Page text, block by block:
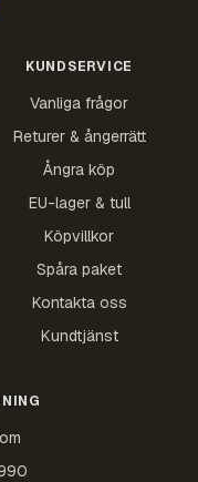
KUNDSERVICE
Vanliga frågor
Returer & ångerrätt
Ångra köp
EU-lager & tull
Köpvillkor
Spåra paket
Kontakta oss
Kundtjänst